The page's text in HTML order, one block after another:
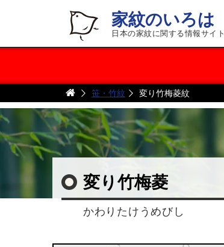
家紋のいろは
日本の家紋に関する情報サイト
笹・竹紋 変り竹梅菱紋
変り竹梅菱
かわりたけうめびし